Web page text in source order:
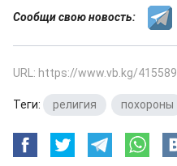
Сообщи свою новость:
URL: https://www.vb.kg/415589
Теги: религия похороны